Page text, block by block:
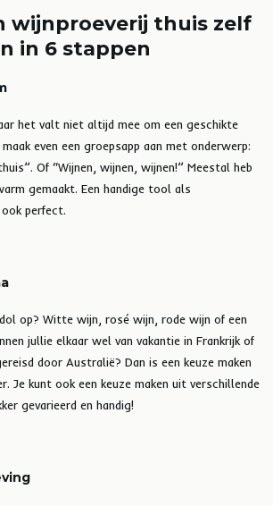
wijnproeverij thuis zelf
in 6 stappen
het valt niet altijd mee om een geschikte
even een groepsapp aan met onderwerp:
Of “Wijnen, wijnen, wijnen!” Meestal heb
gemaakt. Een handige tool als
ook perfect.
op? Witte wijn, rosé wijn, rode wijn of een
jullie elkaar wel van vakantie in Frankrijk of
door Australië? Dan is een keuze maken
Je kunt ook een keuze maken uit verschillende
gevarieerd en handig!